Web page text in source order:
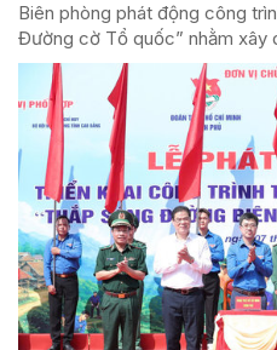
Biên phòng phát động công
Đường cờ Tổ quốc” nhằm xây